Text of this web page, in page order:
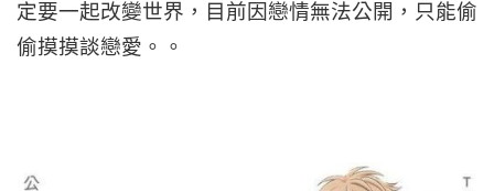
定要一起改變世界，目前因戀情無法公開，只能偷
偷摸摸談戀愛。。